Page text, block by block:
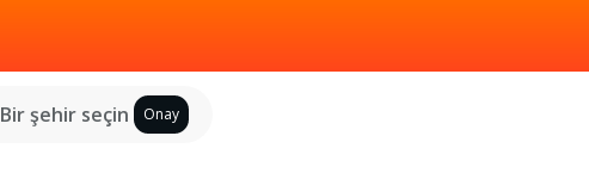
Bir şehir seçin Onay